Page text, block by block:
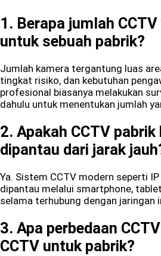
1. Berapa jumlah
untuk sebuah pabrik?
Jumlah kamera tergantung luas
tingkat risiko, dan kebutuhan
profesional biasanya melakukan
dahulu untuk menentukan jumlah
2. Apakah CCTV pabrik
dipantau dari jarak
Ya. Sistem CCTV modern seperti
dipantau melalui smartphone,
selama terhubung dengan jaringan
3. Apa perbedaan
CCTV untuk pabrik?